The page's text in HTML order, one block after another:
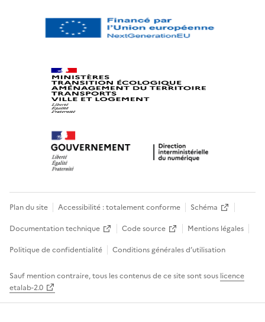
Plan du site Accessibilité : totalement conforme
Schéma
Documentation technique
Code source
Mentions légales
Politique de confidentialité
Conditions générales d’utilisation
Sauf mention contraire, tous les contenus de ce site sont sous licence
etalab-2.0